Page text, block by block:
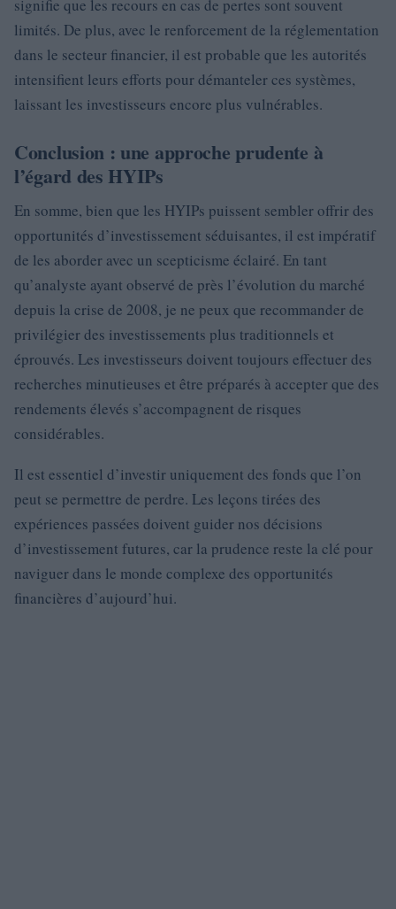
signifie que les recours en cas de pertes sont souvent
limités. De plus, avec le renforcement de la réglementation
dans le secteur financier, il est probable que les autorités
intensifient leurs efforts pour démanteler ces systèmes,
laissant les investisseurs encore plus vulnérables.
Conclusion : une approche prudente à
l’égard des HYIPs
En somme, bien que les HYIPs puissent sembler offrir des
opportunités d’investissement séduisantes, il est impératif
de les aborder avec un scepticisme éclairé. En tant
qu’analyste ayant observé de près l’évolution du marché
depuis la crise de 2008, je ne peux que recommander de
privilégier des investissements plus traditionnels et
éprouvés. Les investisseurs doivent toujours effectuer des
recherches minutieuses et être préparés à accepter que des
rendements élevés s’accompagnent de risques
considérables.
Il est essentiel d’investir uniquement des fonds que l’on
peut se permettre de perdre. Les leçons tirées des
expériences passées doivent guider nos décisions
d’investissement futures, car la prudence reste la clé pour
naviguer dans le monde complexe des opportunités
financières d’aujourd’hui.